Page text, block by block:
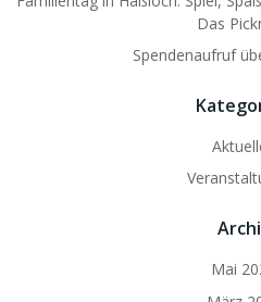
Das
Spendenaufruf
Mai